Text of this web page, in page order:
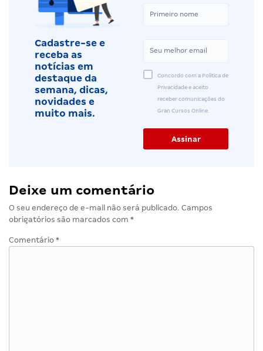
Cadastre-se e
receba as
notícias em
destaque da
semana, dicas,
novidades e
muito mais.
Concordo com a Política de
Privacidade e aceito
receber comunicações do
Gran Cursos Online.
Deixe um comentário
O seu endereço de e-mail não será publicado. Campos
obrigatórios são marcados com *
Comentário *